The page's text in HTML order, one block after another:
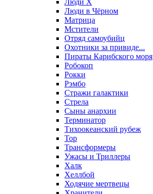
Люди X
Люди в Чёрном
Матрица
Мстители
Отряд самоубийц
Охотники за привиде...
Пираты Карибского моря
Робокоп
Рокки
Рэмбо
Стражи галактики
Стрела
Сыны анархии
Терминатор
Тихоокеанский рубеж
Тор
Трансформеры
Ужасы и Триллеры
Халк
Хеллбой
Ходячие мертвецы